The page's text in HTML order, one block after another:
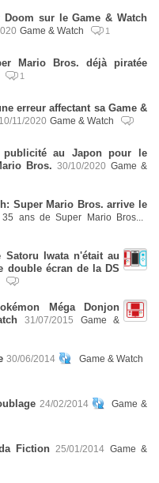
Doom sur le Game & Watch
Game & Watch 1
Mario Bros. déjà piratée
1
erreur affectant sa Game &
10/11/2020 Game & Watch
publicité au Japon pour le
Bros. 30/10/2020 Game &
Super Mario Bros. arrive le
35 ans de Super Mario Bros...
Satoru Iwata n'était au
double écran de la DS
Méga Donjon
31/07/2015
Game &
30/06/2014 Game & Watch
24/02/2014
Game &
Fiction 25/01/2014 Game &